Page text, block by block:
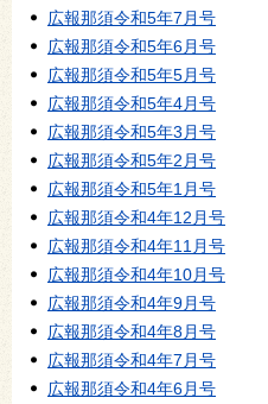
広報那須令和5年7月号
広報那須令和5年6月号
広報那須令和5年5月号
広報那須令和5年4月号
広報那須令和5年3月号
広報那須令和5年2月号
広報那須令和5年1月号
広報那須令和4年12月号
広報那須令和4年11月号
広報那須令和4年10月号
広報那須令和4年9月号
広報那須令和4年8月号
広報那須令和4年7月号
広報那須令和4年6月号